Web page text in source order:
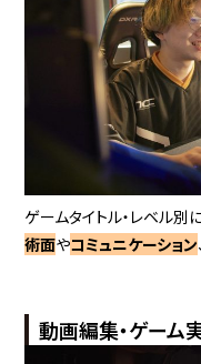
ゲームタイトル・レベル
術面やコミュニケーション
動画編集・ゲーム